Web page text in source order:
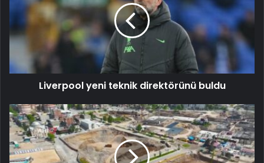
Liverpool yeni teknik direktörünü buldu